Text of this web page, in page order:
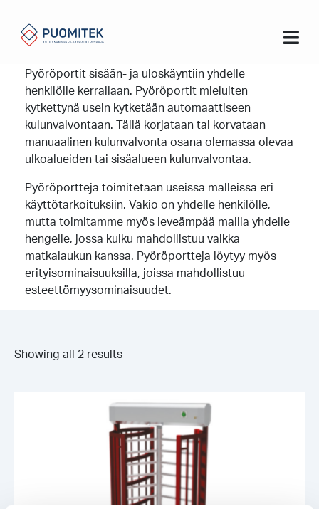
Pyöröportti
Pyöröportit sisään- ja uloskäyntiin yhdelle
henkilölle kerrallaan. Pyöröportit mieluiten
kytkettynä usein kytketään automaattiseen
kulunvalvontaan. Tällä korjataan tai korvataan
manuaalinen kulunvalvonta osana olemassa olevaa
ulkoalueiden tai sisäalueen kulunvalvontaa.
Pyöröportteja toimitetaan useissa malleissa eri
käyttötarkoituksiin. Vakio on yhdelle henkilölle,
mutta toimitamme myös leveämpää mallia yhdelle
hengelle, jossa kulku mahdollistuu vaikka
matkalaukun kanssa. Pyöröportteja löytyy myös
erityisominaisuuksilla, joissa mahdollistuu
esteettömyysominaisuudet.
Showing all 2 results